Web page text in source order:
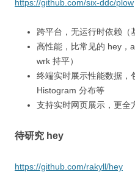
https://github.com/six-ddc/plow
跨平台，无运行时依赖（
高性能，比常见的 hey，
wrk 持平）
终端实时展示性能数据，
Histogram 分布等
支持实时网页展示，更全
待研究 hey
https://github.com/rakyll/hey